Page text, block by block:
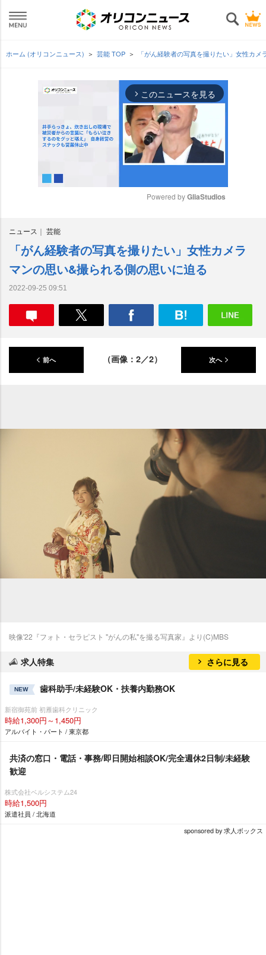
ホーム (オリコンニュース) 芸能 TOP 「がん経験者の写真を撮りたい」女性カ
arrow_forward_ios このニュースを見る
e
Powered by GliaStudios
ニュース 芸能
「がん経験者の写真を撮りたい」女性カメラ
マンの思い&撮られる側の思いに迫る
2022-09-25 09:51
前へ （画像：2／2） 次へ
映像'22『フォト・セラピスト "がんの私"を撮る写真家』より(C)MBS
求人特集 さらに見る
NEW 歯科助手/未経験OK・扶養内勤務OK
新宿御苑前 初雁歯科クリニック
時給1,300円～1,450円
アルバイト・パート / 東京都
共済の窓口・電話・事務/即日開始相談OK/完全週休2日制/未経験
歓迎
株式会社ベルシステム24
時給1,500円
派遣社員 / 北海道
sponsored by 求人ボックス